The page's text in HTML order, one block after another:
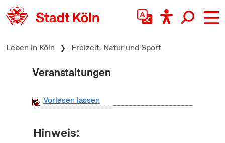
zum Inhalt springen
Leben in Köln Freizeit, Natur und Sport
Veranstaltungen
Vorlesen lassen
Hinweis: